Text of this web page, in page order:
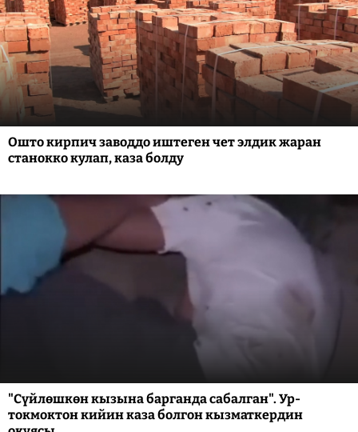
Ошто кирпич заводдо иштеген чет элдик жаран
станокко кулап, каза болду
"Сүйлөшкөн кызына барганда сабалган". Ур-
токмоктон кийин каза болгон кызматкердин